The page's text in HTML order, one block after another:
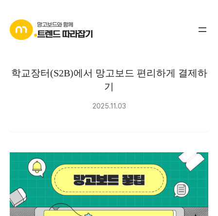
학교장터(S2B)에서 망고보드 편리하게 결제하
기
2025.11.03